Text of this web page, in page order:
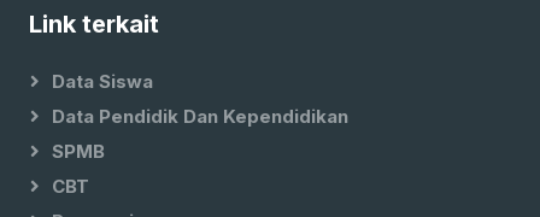
Link terkait
Data Siswa
Data Pendidik Dan Kependidikan
SPMB
CBT